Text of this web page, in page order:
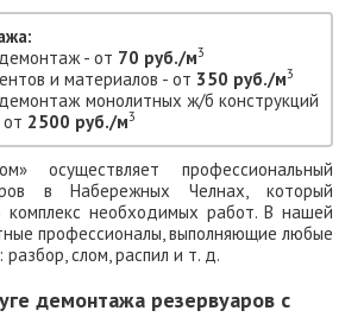
- от 70 руб./м3
и материалов - от 350 руб./м3
монолитных ж/б конструкций
2500 руб./м3
осуществляет профессиональный
в Набережных Челнах, который
комплекс необходимых работ. В нашей
профессионалы, выполняющие любые
слом, распил и т. д.
демонтажа резервуаров с